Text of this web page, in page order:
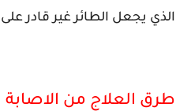
الذي يجعل الطائر غير قادر
طرق العلاج من الاصابة